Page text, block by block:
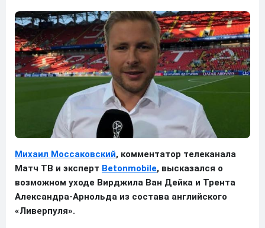
Михаил Моссаковский, комментатор телеканала
Матч ТВ и эксперт Betonmobile, высказался о
возможном уходе Вирджила Ван Дейка и Трента
Александра-Арнольда из состава английского
«Ливерпуля».